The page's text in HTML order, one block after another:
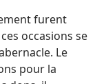
furent
occasions se
Le
pour la